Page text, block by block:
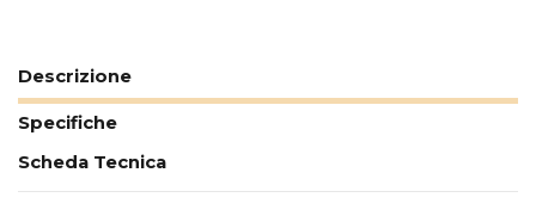
Descrizione
Specifiche
Scheda Tecnica